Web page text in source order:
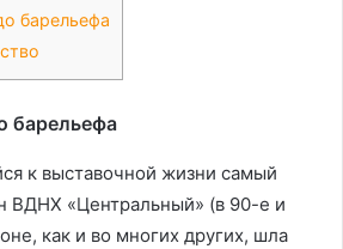
барельефа
барельефа
к выставочной жизни самый
ВДНХ «Центральный» (в 90-е и
как и во многих других, шла